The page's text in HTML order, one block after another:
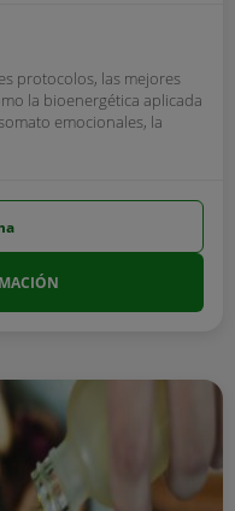
protocolos, las mejores
la bioenergética aplicada
emocionales, la